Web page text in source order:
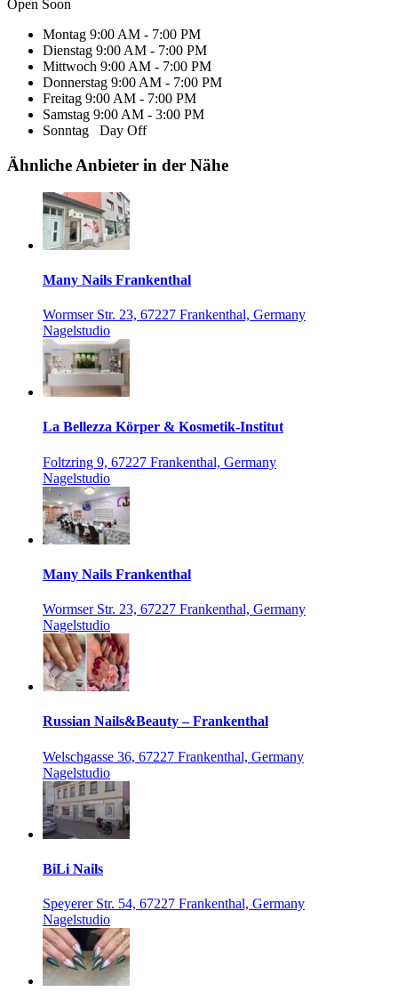
Open Soon
Montag 9:00 AM - 7:00 PM
Dienstag 9:00 AM - 7:00 PM
Mittwoch 9:00 AM - 7:00 PM
Donnerstag 9:00 AM - 7:00 PM
Freitag 9:00 AM - 7:00 PM
Samstag 9:00 AM - 3:00 PM
Sonntag Day Off
Ähnliche Anbieter in der Nähe
Many Nails Frankenthal
Wormser Str. 23, 67227 Frankenthal, Germany
Nagelstudio
La Bellezza Körper & Kosmetik-Institut
Foltzring 9, 67227 Frankenthal, Germany
Nagelstudio
Many Nails Frankenthal
Wormser Str. 23, 67227 Frankenthal, Germany
Nagelstudio
Russian Nails&Beauty – Frankenthal
Welschgasse 36, 67227 Frankenthal, Germany
Nagelstudio
BiLi Nails
Speyerer Str. 54, 67227 Frankenthal, Germany
Nagelstudio